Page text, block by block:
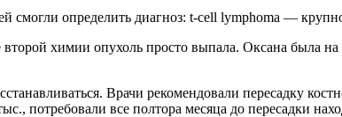
смогли определить диагноз: t-cell lymphoma —
химии опухоль просто выпала. Оксана была
Врачи рекомендовали пересадку
потребовали все полтора месяца до пересадки